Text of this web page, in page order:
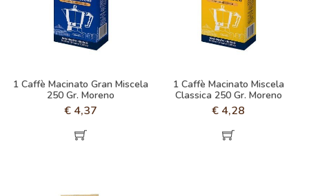
1 Caffè Macinato Gran Miscela
250 Gr. Moreno
€ 4,37
1 Caffè Macinato Miscela
Classica 250 Gr. Moreno
€ 4,28